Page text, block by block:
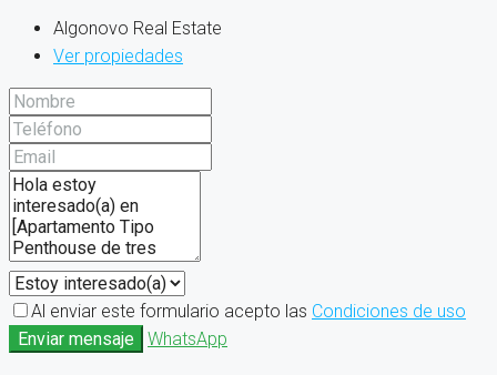
Algonovo Real Estate
Ver propiedades
Al enviar este formulario acepto las Condiciones de uso
Enviar mensaje
WhatsApp